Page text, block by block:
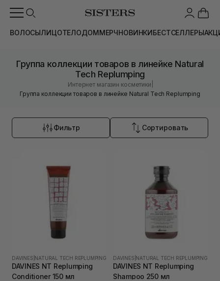
ВОЛОСЫЛИЦОТЕЛОДОММЕРЧНОВИНКИБЕСТСЕЛЛЕРЫ
Группа коллекции товаров в линейке Natural
Tech Replumping
Интернет магазин косметики
Группа коллекции товаров в линейке Natural Tech Replumping
Фильтр Сортировать
DAVINES NATURAL TECH REPLUMPING
DAVINES NT Replumping
Conditioner 150 мл
DAVINES NATURAL TECH REPLUMPING
DAVINES NT Replumping
Shampoo 250 мл